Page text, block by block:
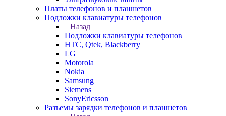
Платы телефонов и планшетов
Подложки клавиатуры телефонов
Назад
Подложки клавиатуры телефонов
HTC, Qtek, Blackberry
LG
Motorola
Nokia
Samsung
Siemens
SonyEricsson
Разъемы зарядки телефонов и планшетов